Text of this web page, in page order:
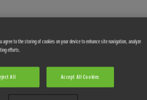
agree to the storing of cookies on your device to enhance site navigation, analyze
efforts.
All Accept All Cookies